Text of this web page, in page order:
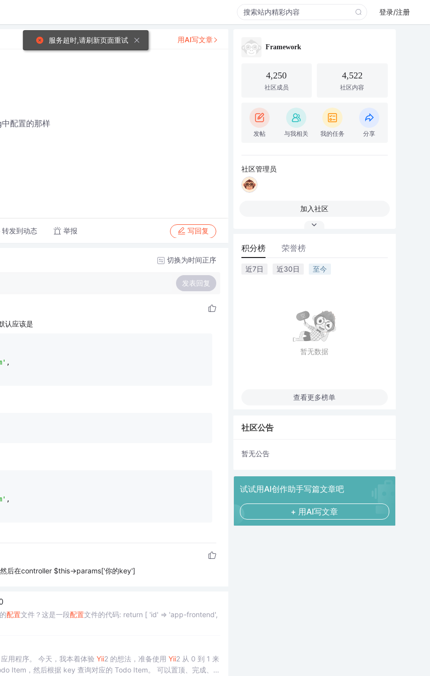
登录/注册
配置的那样
转发到动态 举报 写回复
用AI写文章
切换为时间正序
发表回复
认应该是
,
,
后在controller $this->params['你的key']
配置文件？这是一段配置文件的代码: return [ 'id' => 'app-frontend',
用程序。 今天，我本着体验 Yii2 的想法，准备使用 Yii2 从 0 到 1 来
Framework
4,250
社区成员
4,522
社区内容
发帖 与我相关 我的任务 分享
社区管理员
加入社区
积分榜 荣誉榜
近7日 近30日 至今
暂无数据
查看更多榜单
社区公告
暂无公告
试试用AI创作助手写篇文章吧
+ 用AI写文章
服务超时,请刷新页面重试